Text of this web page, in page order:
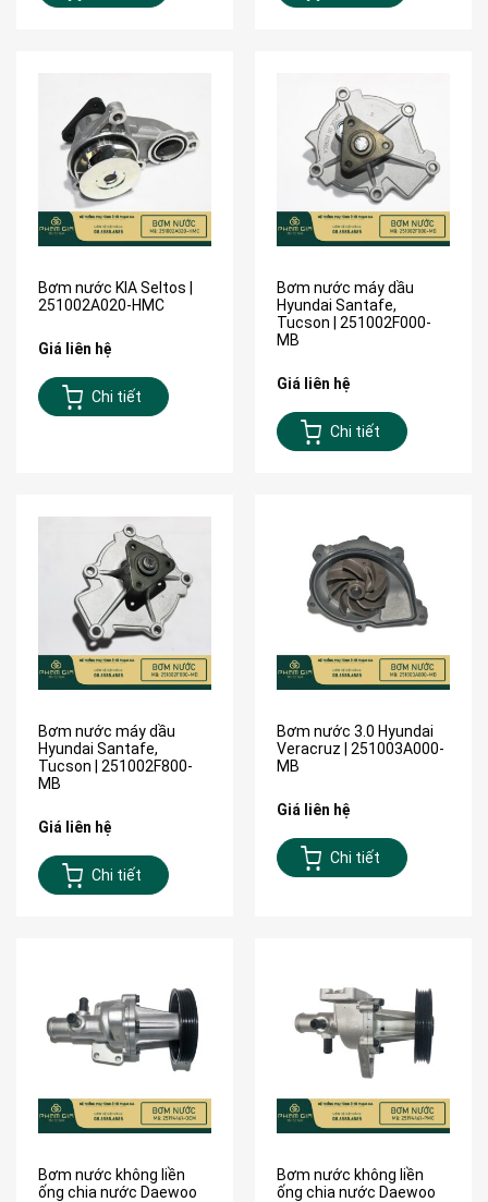
Bơm nước KIA Seltos |
251002A020-HMC
Giá liên hệ
Chi tiết
Bơm nước máy dầu
Hyundai Santafe,
Tucson | 251002F000-
MB
Giá liên hệ
Chi tiết
Bơm nước máy dầu
Hyundai Santafe,
Tucson | 251002F800-
MB
Giá liên hệ
Chi tiết
Bơm nước 3.0 Hyundai
Veracruz | 251003A000-
MB
Giá liên hệ
Chi tiết
Bơm nước không liền
ống chia nước Daewoo
Bơm nước không liền
ống chia nước Daewoo